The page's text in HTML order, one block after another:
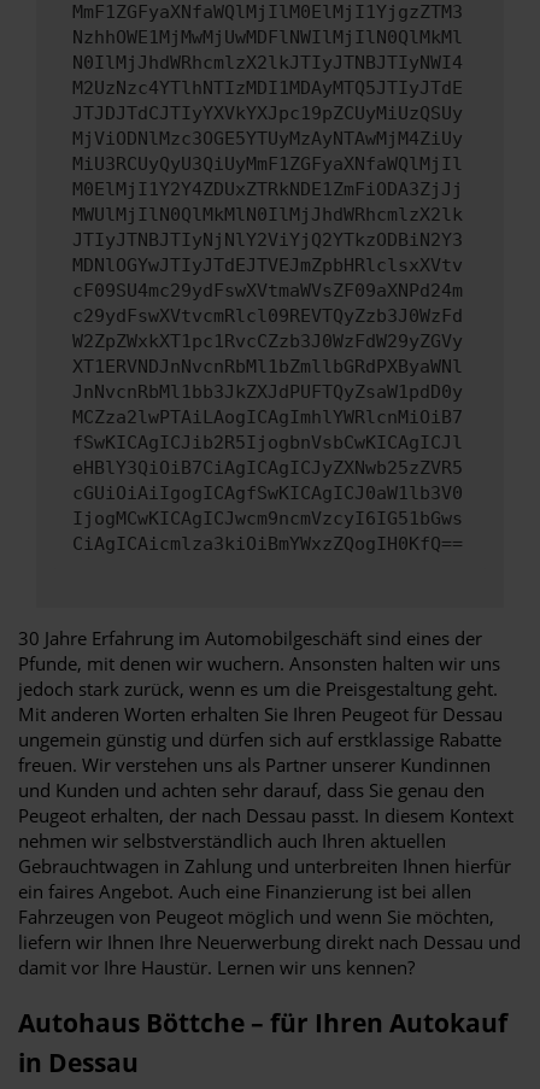
MmF1ZGFyaXNfaWQlMjIlM0ElMjI1YjgzZTM3
NzhhOWE1MjMwMjUwMDFlNWIlMjIlN0QlMkMl
N0IlMjJhdWRhcmlzX2lkJTIyJTNBJTIyNWI4
M2UzNzc4YTlhNTIzMDI1MDAyMTQ5JTIyJTdE
JTJDJTdCJTIyYXVkYXJpc19pZCUyMiUzQSUy
MjViODNlMzc3OGE5YTUyMzAyNTAwMjM4ZiUy
MiU3RCUyQyU3QiUyMmF1ZGFyaXNfaWQlMjIl
M0ElMjI1Y2Y4ZDUxZTRkNDE1ZmFiODA3ZjJj
MWUlMjIlN0QlMkMlN0IlMjJhdWRhcmlzX2lk
JTIyJTNBJTIyNjNlY2ViYjQ2YTkzODBiN2Y3
MDNlOGYwJTIyJTdEJTVEJmZpbHRlclsxXVtv
cF09SU4mc29ydFswXVtmaWVsZF09aXNPd24m
c29ydFswXVtvcmRlcl09REVTQyZzb3J0WzFd
W2ZpZWxkXT1pc1RvcCZzb3J0WzFdW29yZGVy
XT1ERVNDJnNvcnRbMl1bZmllbGRdPXByaWNl
JnNvcnRbMl1bb3JkZXJdPUFTQyZsaW1pdD0y
MCZza2lwPTAiLAogICAgImhlYWRlcnMiOiB7
fSwKICAgICJib2R5IjogbnVsbCwKICAgICJl
eHBlY3QiOiB7CiAgICAgICJyZXNwb25zZVR5
cGUiOiAiIgogICAgfSwKICAgICJ0aW1lb3V0
IjogMCwKICAgICJwcm9ncmVzcyI6IG51bGws
CiAgICAicmlza3kiOiBmYWxzZQogIH0KfQ==
30 Jahre Erfahrung im Automobilgeschäft sind eines der
Pfunde, mit denen wir wuchern. Ansonsten halten wir uns
jedoch stark zurück, wenn es um die Preisgestaltung geht.
Mit anderen Worten erhalten Sie Ihren Peugeot für Dessau
ungemein günstig und dürfen sich auf erstklassige Rabatte
freuen. Wir verstehen uns als Partner unserer Kundinnen
und Kunden und achten sehr darauf, dass Sie genau den
Peugeot erhalten, der nach Dessau passt. In diesem Kontext
nehmen wir selbstverständlich auch Ihren aktuellen
Gebrauchtwagen in Zahlung und unterbreiten Ihnen hierfür
ein faires Angebot. Auch eine Finanzierung ist bei allen
Fahrzeugen von Peugeot möglich und wenn Sie möchten,
liefern wir Ihnen Ihre Neuerwerbung direkt nach Dessau und
damit vor Ihre Haustür. Lernen wir uns kennen?
Autohaus Böttche – für Ihren Autokauf
in Dessau